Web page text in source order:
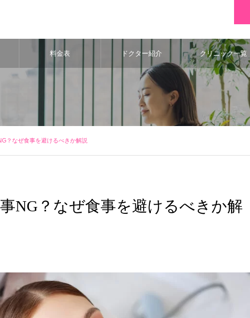
料金表 ドクター紹介 クリニック一覧
？なぜ食事を避けるべきか解説
NG？なぜ食事を避けるべきか解